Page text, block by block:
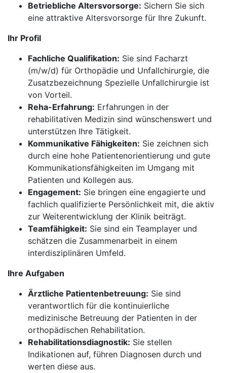
Betriebliche Altersvorsorge: Sichern Sie sich
eine attraktive Altersvorsorge für Ihre Zukunft.
Ihr Profil
Fachliche Qualifikation: Sie sind Facharzt
(m/w/d) für Orthopädie und Unfallchirurgie, die
Zusatzbezeichnung Spezielle Unfallchirurgie ist
von Vorteil.
Reha-Erfahrung: Erfahrungen in der
rehabilitativen Medizin sind wünschenswert und
unterstützen Ihre Tätigkeit.
Kommunikative Fähigkeiten: Sie zeichnen sich
durch eine hohe Patientenorientierung und gute
Kommunikationsfähigkeiten im Umgang mit
Patienten und Kollegen aus.
Engagement: Sie bringen eine engagierte und
fachlich qualifizierte Persönlichkeit mit, die aktiv
zur Weiterentwicklung der Klinik beiträgt.
Teamfähigkeit: Sie sind ein Teamplayer und
schätzen die Zusammenarbeit in einem
interdisziplinären Umfeld.
Ihre Aufgaben
Ärztliche Patientenbetreuung: Sie sind
verantwortlich für die kontinuierliche
medizinische Betreuung der Patienten in der
orthopädischen Rehabilitation.
Rehabilitationsdiagnostik: Sie stellen
Indikationen auf, führen Diagnosen durch und
werten diese aus.